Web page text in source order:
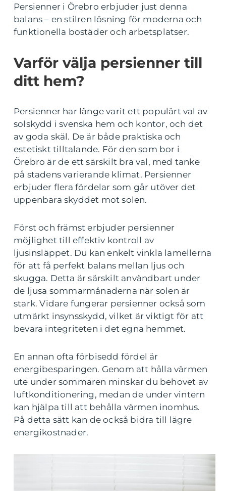
Persienner i Örebro erbjuder just denna
balans – en stilren lösning för moderna och
funktionella bostäder och arbetsplatser.
Varför välja persienner till
ditt hem?
Persienner har länge varit ett populärt val av
solskydd i svenska hem och kontor, och det
av goda skäl. De är både praktiska och
estetiskt tilltalande. För den som bor i
Örebro är de ett särskilt bra val, med tanke
på stadens varierande klimat. Persienner
erbjuder flera fördelar som går utöver det
uppenbara skyddet mot solen.
Först och främst erbjuder persienner
möjlighet till effektiv kontroll av
ljusinsläppet. Du kan enkelt vinkla lamellerna
för att få perfekt balans mellan ljus och
skugga. Detta är särskilt användbart under
de ljusa sommarmånaderna när solen är
stark. Vidare fungerar persienner också som
utmärkt insynsskydd, vilket är viktigt för att
bevara integriteten i det egna hemmet.
En annan ofta förbisedd fördel är
energibesparingen. Genom att hålla värmen
ute under sommaren minskar du behovet av
luftkonditionering, medan de under vintern
kan hjälpa till att behålla värmen inomhus.
På detta sätt kan de också bidra till lägre
energikostnader.